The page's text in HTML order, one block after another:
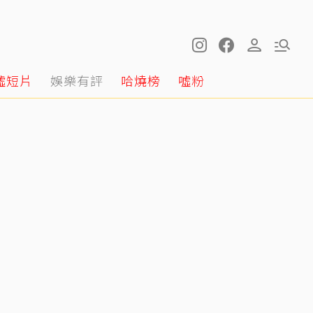
短片 娛樂有評 哈燒榜 噓粉